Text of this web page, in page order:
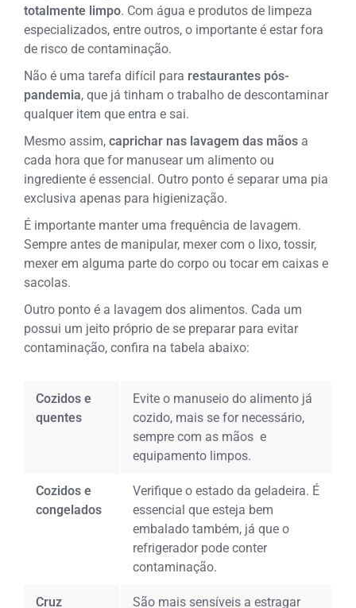
totalmente limpo. Com água e produtos de limpeza
especializados, entre outros, o importante é estar fora
de risco de contaminação.
Não é uma tarefa difícil para restaurantes pós-
pandemia, que já tinham o trabalho de descontaminar
qualquer item que entra e sai.
Mesmo assim,caprichar nas lavagem das mãos a
cada hora que for manusear um alimento ou
ingrediente é essencial. Outro ponto é separar uma pia
exclusiva apenas para higienização.
É importante manter uma frequência de lavagem.
Sempre antes de manipular, mexer com o lixo, tossir,
mexer em alguma parte do corpo ou tocar em caixas e
sacolas.
Outro ponto é a lavagem dos alimentos. Cada um
possui um jeito próprio de se preparar para evitar
contaminação, confira na tabela abaixo:
Cozidos e
quentes
Evite o manuseio do alimento já
cozido, mais se for necessário,
sempre com as mãos e
equipamento limpos.
Cozidos e
congelados
Verifique o estado da geladeira. É
essencial que esteja bem
embalado também, já que o
refrigerador pode conter
contaminação.
Cruz São mais sensíveis a estragar